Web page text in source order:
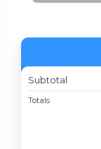
Subtotal
Totals